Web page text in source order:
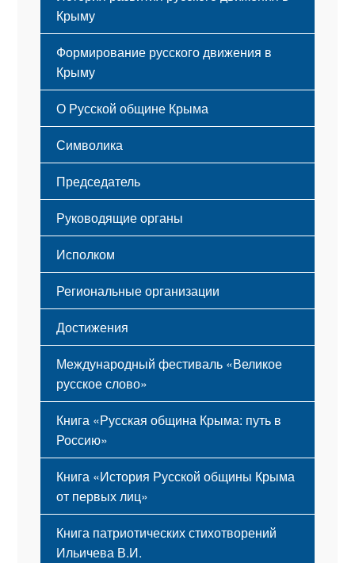
Крыму
Формирование русского движения в
Крыму
Русский Крым
О Русской общине Крыма
Этапы становления
Принципы деятельности
Структура
Мероприятия
Символика
Флаг
Герб
Гимн
Председатель
Руководящие органы
Исполком
Региональные организации
Достижения
Международный фестиваль «Великое
русское слово»
Книга «Русская община Крыма: путь в
Россию»
Книга «История Русской общины Крыма
от первых лиц»
Книга патриотических стихотворений
Ильичева В.И.